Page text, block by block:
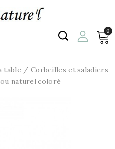
0
table
Corbeilles et saladiers
naturel coloré